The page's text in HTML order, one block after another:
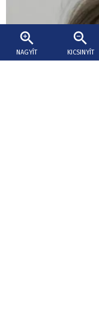
NAGYÍT KICSINYÍT